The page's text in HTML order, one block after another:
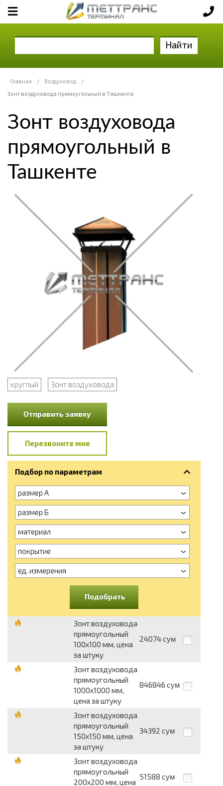
Найти
Главная / Воздуховод
/
Зонт воздуховода прямоугольный в Ташкенте
Зонт воздуховода
прямоугольный в
Ташкенте
круглый Зонт воздуховода
Отправить заявку
Перезвоните мне
Подбор по параметрам
размер А
размер Б
материал
покрытие
ед. измерения
Подобрать
Зонт воздуховода
прямоугольный
100х100 мм, цена
за штуку
24074 сум
Зонт воздуховода
прямоугольный
1000х1000 мм,
цена за штуку
846846 сум
Зонт воздуховода
прямоугольный
150х150 мм, цена
за штуку
34392 сум
Зонт воздуховода
прямоугольный
200х200 мм, цена
51588 сум